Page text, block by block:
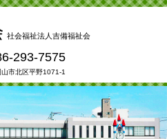
社会福祉法人吉備福祉会
293-7575
山市北区平野1071-1